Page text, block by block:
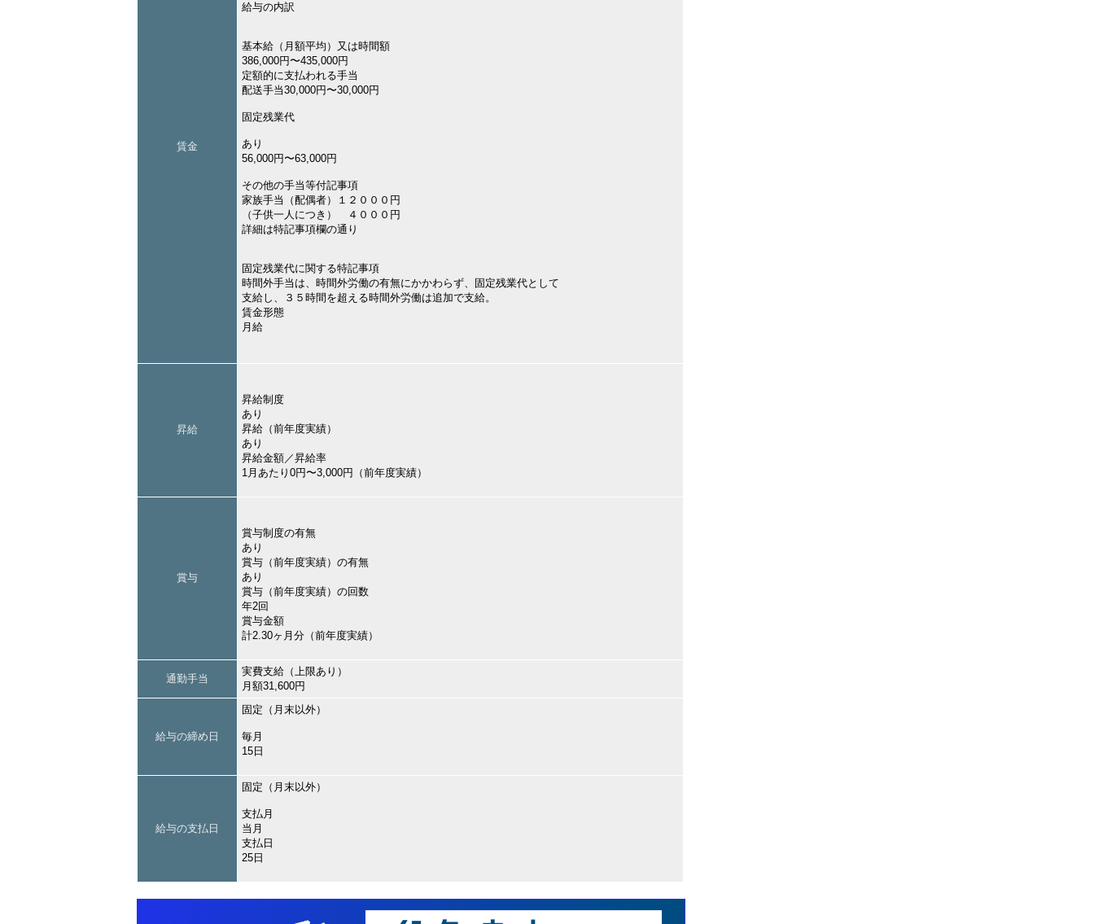
賃金
給与の内訳
基本給（月額平均）又は時間額
386,000円〜435,000円
定額的に支払われる手当
配送手当30,000円〜30,000円
固定残業代
あり
56,000円〜63,000円
その他の手当等付記事項
家族手当（配偶者）１２０００円
（子供一人につき） ４０００円
詳細は特記事項欄の通り
固定残業代に関する特記事項
時間外手当は、時間外労働の有無にかかわらず、固定残業代として
支給し、３５時間を超える時間外労働は追加で支給。
賃金形態
月給
昇給
昇給制度
あり
昇給（前年度実績）
あり
昇給金額／昇給率
1月あたり0円〜3,000円（前年度実績）
賞与
賞与制度の有無
あり
賞与（前年度実績）の有無
あり
賞与（前年度実績）の回数
年2回
賞与金額
計2.30ヶ月分（前年度実績）
通勤手当
実費支給（上限あり）
月額31,600円
給与の締め日
固定（月末以外）
毎月
15日
給与の支払日
固定（月末以外）
支払月
当月
支払日
25日